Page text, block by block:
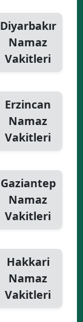
Diyarbakır
Namaz
Vakitleri
Erzincan
Namaz
Vakitleri
Gaziantep
Namaz
Vakitleri
Hakkari
Namaz
Vakitleri